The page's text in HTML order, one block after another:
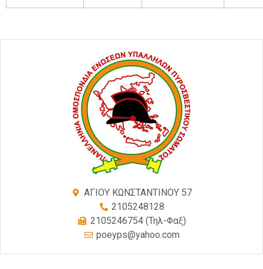
ΑΓΙΟΥ ΚΩΝΣΤΑΝΤΙΝΟΥ 57
2105248128
2105246754 (Τηλ-Φαξ)
poeyps@yahoo.com